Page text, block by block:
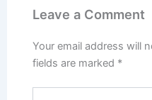
Leave a Comment
Your email address will
fields are marked *